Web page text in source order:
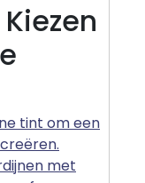
tint om een
met